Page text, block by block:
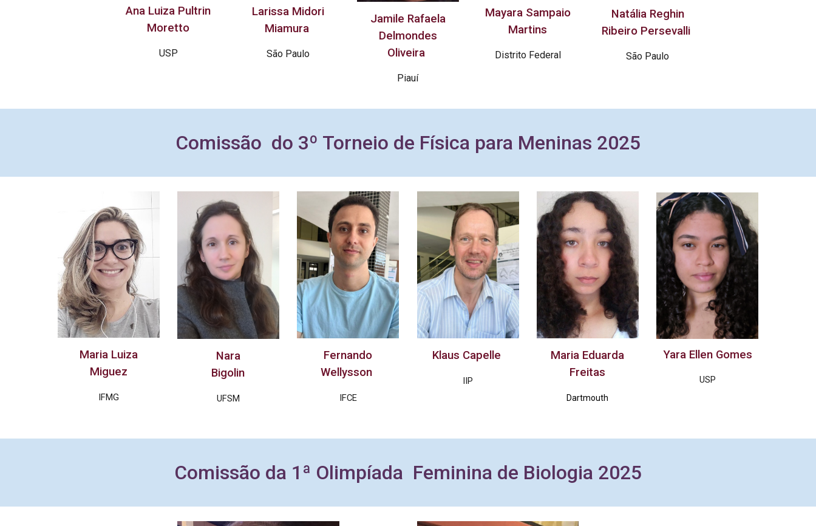
Ana Luiza Pultrin
Moretto
USP
Larissa Midori
Miamura
São Paulo
Jamile Rafaela
Delmondes
Oliveira
Piauí
Mayara Sampaio
Martins
Distrito Federal
Natália Reghin
Ribeiro Persevalli
São Paulo
Comissão do 3º Torneio de Física para Meninas 2025
Maria Luiza
Miguez
IFMG
Nara
Bigolin
UFSM
Fernando
Wellysson
IFCE
Klaus Capelle
IIP
Maria Eduarda
Freitas
Dartmouth
Yara Ellen Gomes
USP
Comissão da 1ª Olimpíada Feminina de Biologia 2025